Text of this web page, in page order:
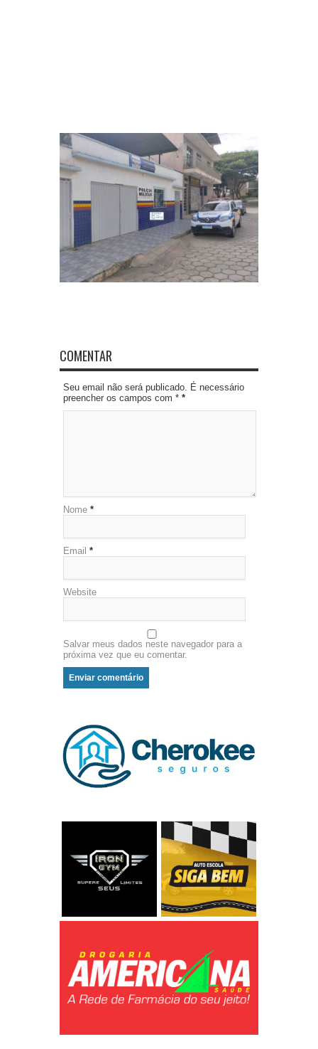
COMENTAR
Seu email não será publicado. É necessário
preencher os campos com * *
Nome *
Email *
Website
Salvar meus dados neste navegador para a
próxima vez que eu comentar.